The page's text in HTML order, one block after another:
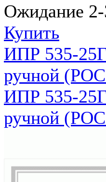
Ожидание
Купить
ИПР 535-
ручной
ИПР 535-
ручной